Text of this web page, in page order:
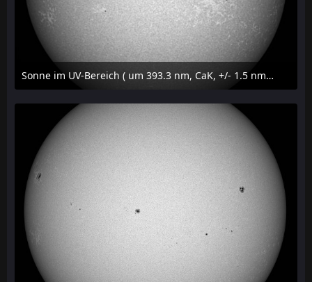
Sonne im UV-Bereich ( um 393.3 nm, CaK, +/- 1.5 nm) am 29. Juli 2026 um 09:50 MESZ
31. Juli 2026 um 20:03